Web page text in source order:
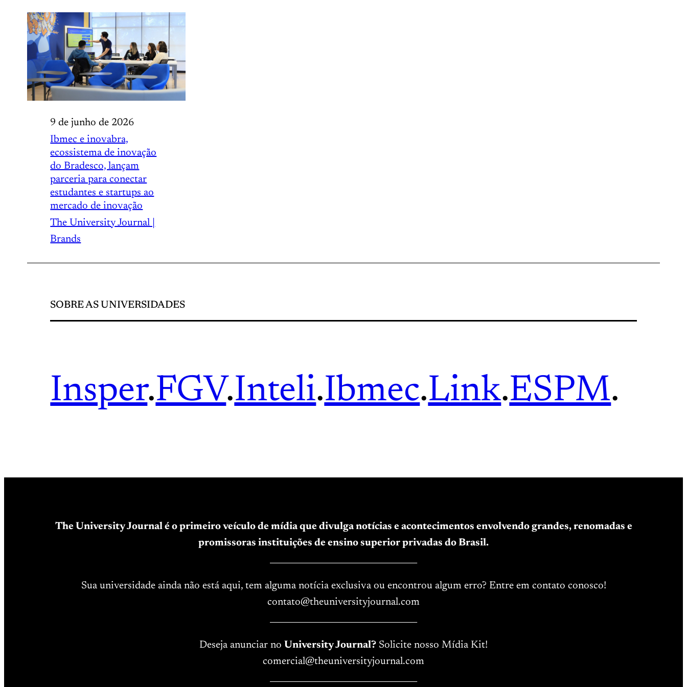
9 de junho de 2026
Ibmec e inovabra,
ecossistema de inovação
do Bradesco, lançam
parceria para conectar
estudantes e startups ao
mercado de inovação
The University Journal |
Brands
SOBRE AS UNIVERSIDADES
Insper.FGV.Inteli.Ibmec.Link.ESPM.
The University Journal é o primeiro veículo de mídia que divulga notícias e acontecimentos envolvendo grandes, renomadas e
promissoras instituições de ensino superior privadas do Brasil.
Sua universidade ainda não está aqui, tem alguma notícia exclusiva ou encontrou algum erro? Entre em contato conosco!
contato@theuniversityjournal.com
Deseja anunciar no University Journal? Solicite nosso Mídia Kit!
comercial@theuniversityjournal.com